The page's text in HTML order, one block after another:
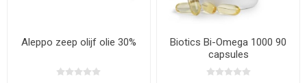
Aleppo zeep olijf olie 30%
Biotics Bi-Omega 1000 90
capsules